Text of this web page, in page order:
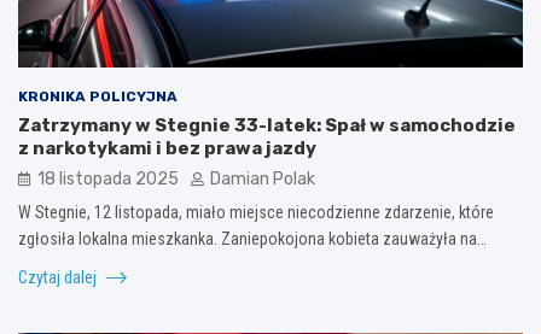
KRONIKA POLICYJNA
Zatrzymany w Stegnie 33-latek: Spał w samochodzie
z narkotykami i bez prawa jazdy
18 listopada 2025 Damian Polak
W Stegnie, 12 listopada, miało miejsce niecodzienne zdarzenie, które
zgłosiła lokalna mieszkanka. Zaniepokojona kobieta zauważyła na…
Czytaj dalej